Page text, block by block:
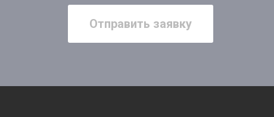
Отправить заявку